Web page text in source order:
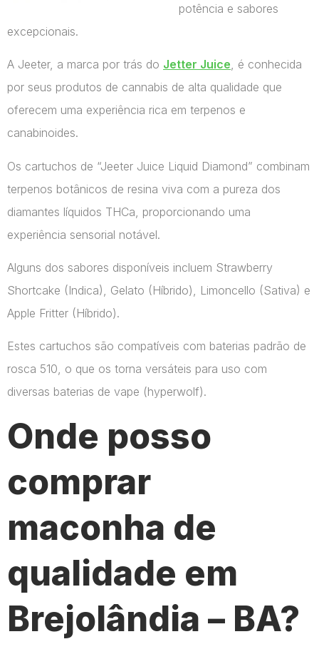
potência e sabores
excepcionais.
A Jeeter, a marca por trás do Jetter Juice, é conhecida
por seus produtos de cannabis de alta qualidade que
oferecem uma experiência rica em terpenos e
canabinoides.
Os cartuchos de “Jeeter Juice Liquid Diamond” combinam
terpenos botânicos de resina viva com a pureza dos
diamantes líquidos THCa, proporcionando uma
experiência sensorial notável.
Alguns dos sabores disponíveis incluem Strawberry
Shortcake (Indica), Gelato (Híbrido), Limoncello (Sativa) e
Apple Fritter (Híbrido).
Estes cartuchos são compatíveis com baterias padrão de
rosca 510, o que os torna versáteis para uso com
diversas baterias de vape​ (hyperwolf)​.
Onde posso
comprar
maconha de
qualidade em
Brejolândia – BA?